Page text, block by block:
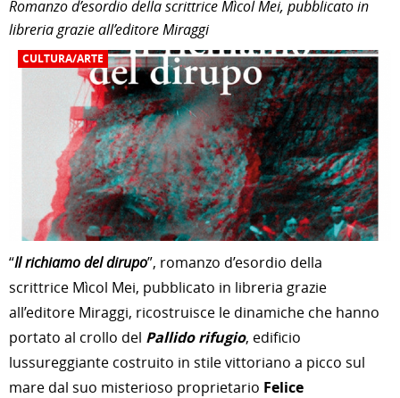
Romanzo d’esordio della scrittrice Mìcol Mei, pubblicato in
libreria grazie all’editore Miraggi
CULTURA/ARTE
“Il richiamo del dirupo”, romanzo d’esordio della
scrittrice Mìcol Mei, pubblicato in libreria grazie
all’editore Miraggi, ricostruisce le dinamiche che hanno
portato al crollo del Pallido rifugio, edificio
lussureggiante costruito in stile vittoriano a picco sul
mare dal suo misterioso proprietario Felice